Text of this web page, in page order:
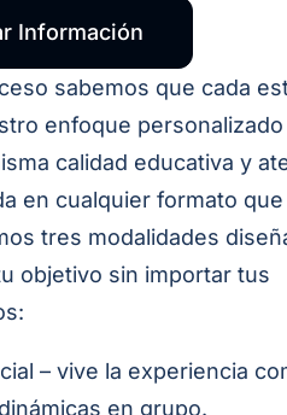
Información
sabemos que cada
enfoque
calidad educativa y
en cualquier formato que
tres modalidades
objetivo sin importar tus
– vive la experiencia
en grupo.